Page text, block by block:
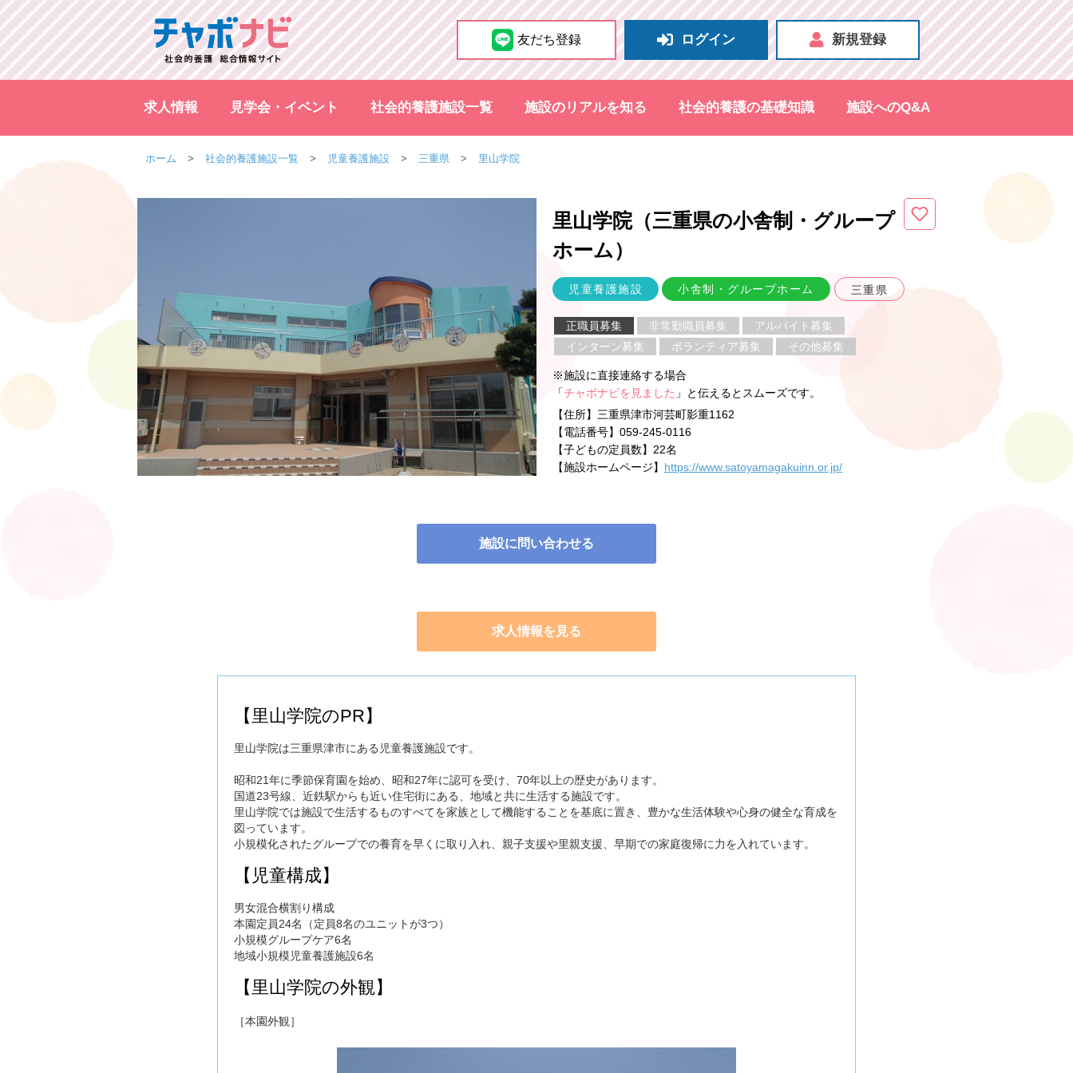
友だち登録 ログイン 新規登録
求人情報 見学会・イベント 社会的養護施設一覧 施設のリアルを知る 社会的養護の基礎知識 施設へのQ&A
ホーム 社会的養護施設一覧 児童養護施設 三重県 里山学院
里山学院（三重県の小舎制・グループ
ホーム）
児童養護施設 小舎制・グループホーム 三重県
正職員募集 非常勤職員募集
アルバイト募集
インターン募集
ボランティア募集 その他募集
※施設に直接連絡する場合
「チャボナビを見ました 」と伝えるとスムーズです。
【住所】 三重県津市河芸町影重1162
【電話番号】 059-245-0116
【子どもの定員数】 22名
【施設ホームページ】 https://www.satoyamagakuinn.or.jp/
施設に問い合わせる
求人情報を見る
【里山学院のPR】
里山学院は三重県津市にある児童養護施設です。
昭和21年に季節保育園を始め、昭和27年に認可を受け、70年以上の歴史があります。
国道23号線、近鉄駅からも近い住宅街にある、地域と共に生活する施設です。
里山学院では施設で生活するものすべてを家族として機能することを基底に置き、豊かな生活体験や心身の健全な育成を
図っています。
小規模化されたグループでの養育を早くに取り入れ、親子支援や里親支援、早期での家庭復帰に力を入れています。
【児童構成】
男女混合横割り構成
本園定員24名（定員8名のユニットが3つ）
小規模グループケア6名
地域小規模児童養護施設6名
【里山学院の外観】
［本園外観］